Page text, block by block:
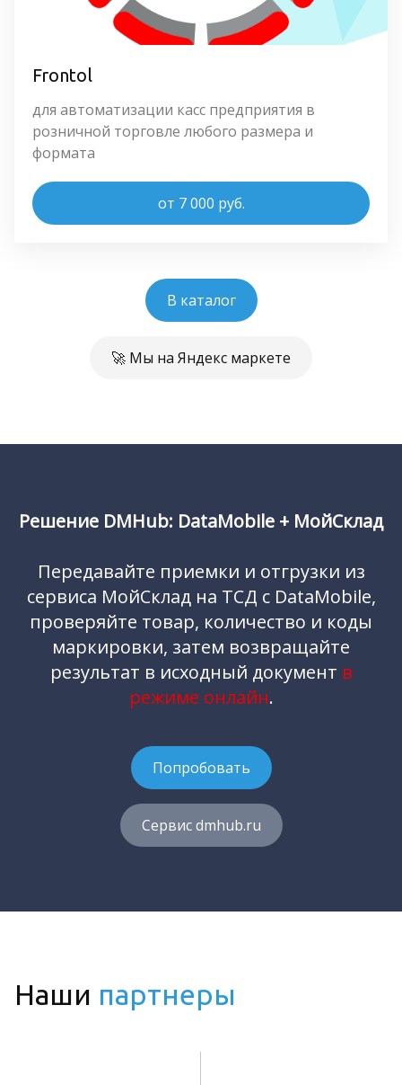
Frontol
для автоматизации касс предприятия в
розничной торговле любого размера и
формата
от 7 000 руб.
В каталог
🚀 Мы на Яндекс маркете
Решение DMHub: DataMobile + МойСклад
Передавайте приемки и отгрузки из
сервиса МойСклад на ТСД с DataMobile,
проверяйте товар, количество и коды
маркировки, затем возвращайте
результат в исходный документ в
режиме онлайн.
Попробовать
Сервис dmhub.ru
Наши партнеры